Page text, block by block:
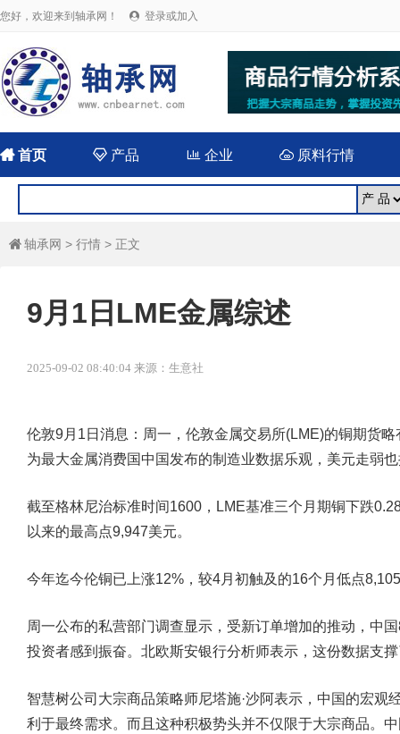
您好，欢迎来到轴承网！  登录或加入
首页  产品 企业 原料行情
 轴承网 > 行情 > 正文
9月1日LME金属综述
2025-09-02 08:40:04 来源：生意社
伦敦9月1日消息：周一，伦敦金属交易所(LME)的铜期货
为最大金属消费国中国发布的制造业数据乐观，美元走弱
截至格林尼治标准时间1600，LME基准三个月期铜下跌
以来的最高点9,947美元。
今年迄今伦铜已上涨12%，较4月初触及的16个月低点
周一公布的私营部门调查显示，受新订单增加的推动，中
投资者感到振奋。北欧斯安银行分析师表示，这份数据支
智慧树公司大宗商品策略师尼塔施·沙阿表示，中国的宏观
利于最终需求。而且这种积极势头并不仅限于大宗商品。